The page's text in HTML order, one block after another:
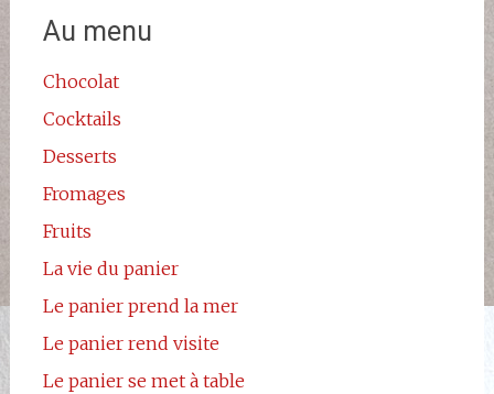
Au menu
Chocolat
Cocktails
Desserts
Fromages
Fruits
La vie du panier
Le panier prend la mer
Le panier rend visite
Le panier se met à table